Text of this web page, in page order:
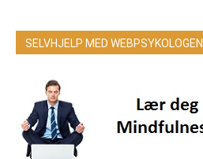
SELVHJELP MED WEBPSYKOLOGEN